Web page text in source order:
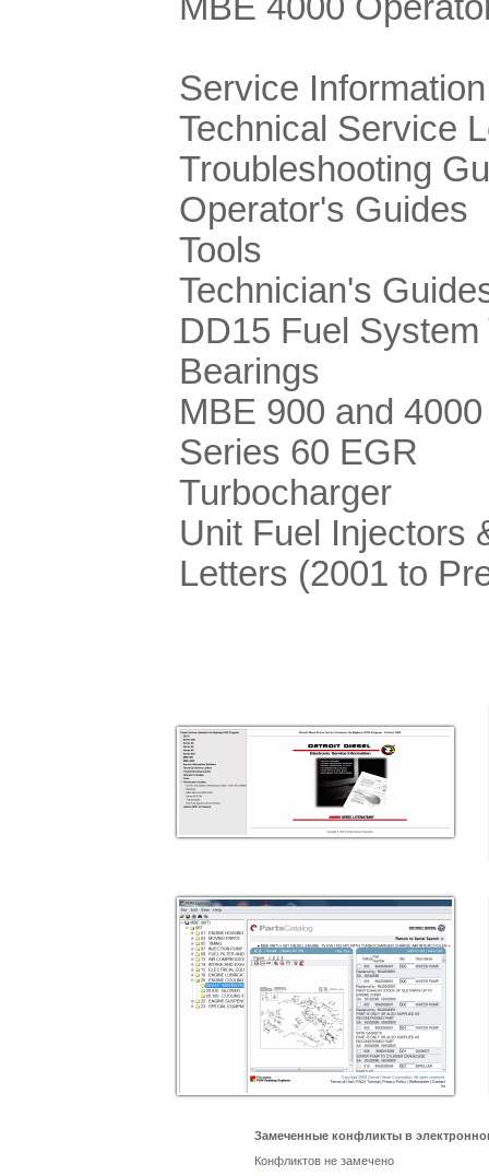
Service
Technical Service
Troubleshooting
Operator's Guides
Tools
Technician's
DD15 Fuel
Bearings
MBE 900 and
Series 60 EGR
Turbocharger
Unit Fuel Injectors
Letters (2001 to
Замеченные конфликты в
Конфликтов не замечено